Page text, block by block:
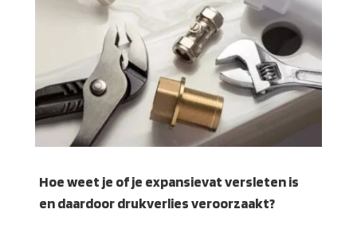
Hoe weet je of je expansievat versleten is
en daardoor drukverlies veroorzaakt?